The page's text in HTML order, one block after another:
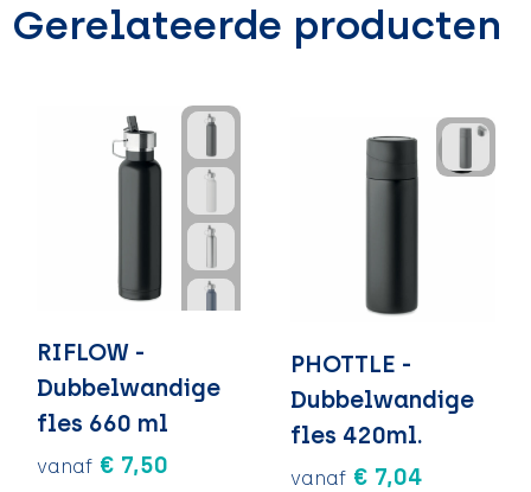
Gerelateerde producten
RIFLOW -
Dubbelwandige
fles 660 ml
vanaf € 7,50
PHOTTLE -
Dubbelwandige
fles 420ml.
vanaf € 7,04